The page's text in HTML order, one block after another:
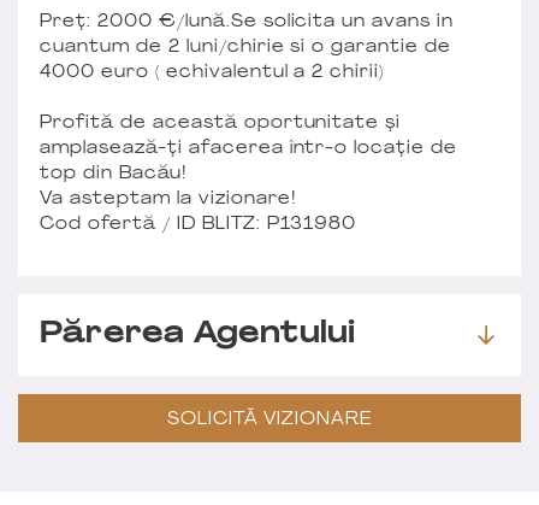
Preț: 2000 €/lună.Se solicita un avans in
cuantum de 2 luni/chirie si o garantie de
4000 euro ( echivalentul a 2 chirii)
Profită de această oportunitate și
amplasează-ți afacerea într-o locație de
top din Bacău!
Va asteptam la vizionare!
Cod ofertă / ID BLITZ: P131980
Părerea Agentului
SOLICITĂ VIZIONARE